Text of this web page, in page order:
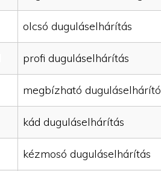
olcsó duguláselhárítás
profi duguláselhárítás
megbízható duguláselhárító
kád duguláselhárítás
kézmosó duguláselhárítás